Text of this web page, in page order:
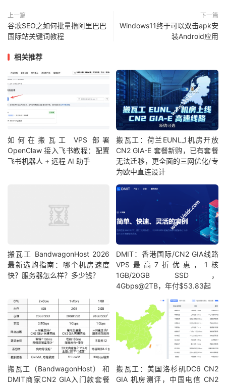
上一篇
谷歌SEO之如何批量撸阿里巴巴
国际站关键词教程
下一篇
Windows11终于可以双击apk安
装Android应用
相关推荐
如何在搬瓦工 VPS 部署
OpenClaw 接入飞书教程：配置
飞书机器人 + 远程 AI 助手
搬瓦工：荷兰EUNL_1机房开放
CN2 GIA-E 套餐新购，已有套餐
无法迁移，更全面的三网优化/专
为欧中直连设计
搬瓦工 BandwagonHost 2026
最新选购指南：哪个机房速度
快？服务器怎么样？多少钱？
DMIT：香港国际/CN2 GIA线路
VPS最高7折优惠，1核
1GB/20GB SSD，
4Gbps@2TB，年付$53.83起
搬瓦工（BandwagonHost） 和
DMIT商家CN2 GIA入门款套餐
搬瓦工：美国洛杉矶DC6 CN2
GIA 机房测评，中国电信 CN2